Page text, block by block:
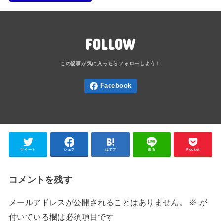
FOLLOW
ツイート シェア はてブ 送る Pocket
コメントを残す
メールアドレスが公開されることはありません。 ※ が
付いている欄は必須項目です